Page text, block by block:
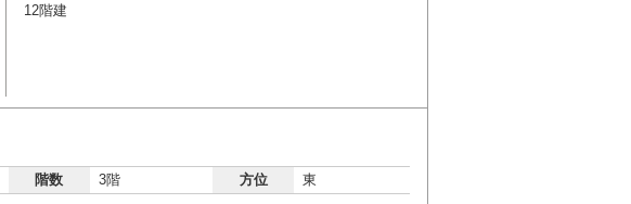
12階建
階数 3階 方位 東